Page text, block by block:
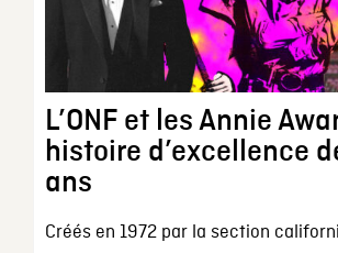
L’ONF et les Annie
histoire d’excellence
ans
Créés en 1972 par la section